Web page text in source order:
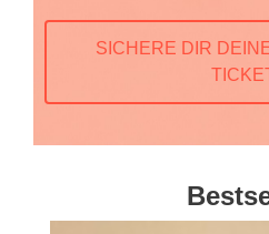
SICHERE DIR